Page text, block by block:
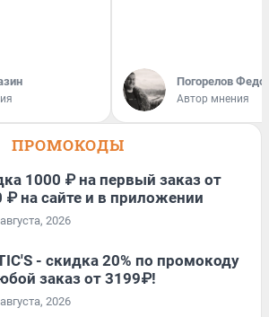
Погорелов
Автор мнения
ПРОМОКОДЫ
1000 ₽ на первый заказ от
₽ на сайте и в приложении
2026
- скидка 20% по промокоду
заказ от 3199₽!
2026